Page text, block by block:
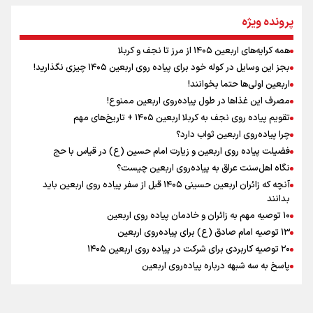
نگاه تمدنی رهبر شهید به فضای مجازی
رابطه کارگر و کارفرما در اندیشه رهبر شهید: از تضاد به
زوجیت
اینفو برنا / توصیه‌هایی طلایی برای پیاده روی اربعین
اینفو برنا / جدول کامل فاصله مرز شلمچه تا شهرهای زیارتی
عراق
پرونده ویژه
همه کرایه‌های اربعین ۱۴۰۵ از مرز تا نجف و کربلا
بجز این وسایل در کوله خود برای پیاده روی اربعین ۱۴۰۵ چیزی نگذارید!
اربعین اولی‌ها حتما بخوانند!
مصرف این غذاها در طول پیاده‌روی اربعین ممنوع!
تقویم پیاده روی نجف به کربلا اربعین ۱۴۰۵ + تاریخ‌های مهم
چرا پیاده‌روی اربعین ثواب دارد؟
فضیلت پیاده روی اربعین و زیارت امام حسین (ع) در قیاس با حج
نگاه اهل‌سنت عراق به پیاده‌روی اربعین چیست؟
آنچه که زائران اربعین حسینی ۱۴۰۵ قبل از سفر پیاده روی اربعین باید
بدانند
۱۰ توصیه مهم به زائران و خادمان پیاده روی اربعین
۱۳ توصیه امام صادق (ع) برای پیاده‌روی اربعین
۲۰ توصیه کاربردی برای شرکت در پیاده روی اربعین ۱۴۰۵
پاسخ به سه‌ شبهه درباره پیاده‌روی اربعین